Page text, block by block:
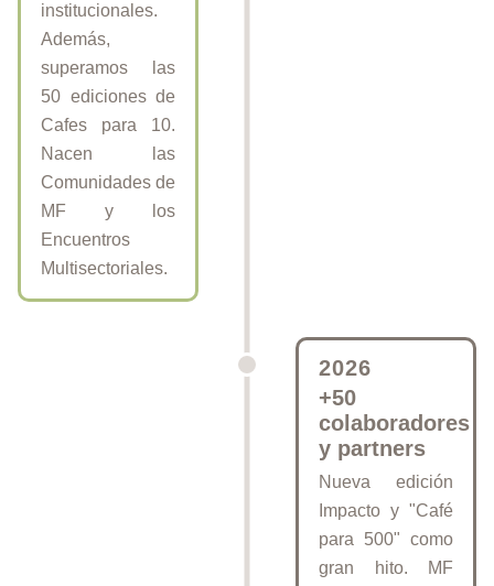
institucionales.
Además,
superamos las
50 ediciones de
Cafes para 10.
Nacen las
Comunidades de
MF y los
Encuentros
Multisectoriales.
2026
+50
colaboradores
y partners
Nueva edición
Impacto y "Café
para 500" como
gran hito. MF